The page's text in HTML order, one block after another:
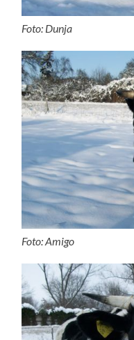
Foto: Dunja
Foto: Amigo